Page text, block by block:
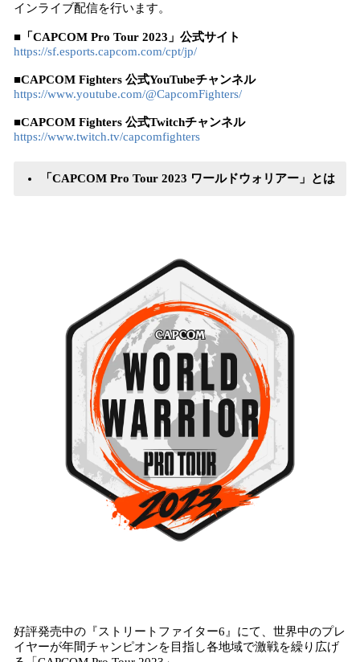
インライブ配信を行います。
■「CAPCOM Pro Tour 2023」公式サイト
https://sf.esports.capcom.com/cpt/jp/
■CAPCOM Fighters 公式YouTubeチャンネル
https://www.youtube.com/@CapcomFighters/
■CAPCOM Fighters 公式Twitchチャンネル
https://www.twitch.tv/capcomfighters
「CAPCOM Pro Tour 2023 ワールドウォリアー」とは
好評発売中の『ストリートファイター6』にて、世界中のプレ
イヤーが年間チャンピオンを目指し各地域で激戦を繰り広げ